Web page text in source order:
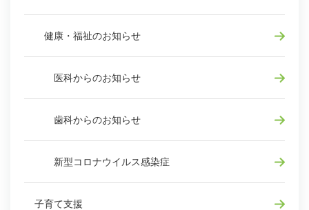
健康・福祉のお知らせ
医科からのお知らせ
歯科からのお知らせ
新型コロナウイルス感染症
子育て支援